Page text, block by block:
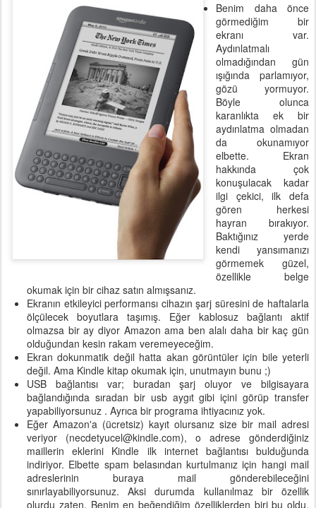
Benim daha önce
görmediğim bir
ekranı var.
Aydınlatmalı
olmadığından gün
ışığında parlamıyor,
gözü yormuyor.
Böyle olunca
karanlıkta ek bir
aydınlatma olmadan
da okunamıyor
elbette. Ekran
hakkında çok
konuşulacak kadar
ilgi çekici, ilk defa
gören herkesi
hayran bırakıyor.
Baktığınız yerde
kendi yansımanızı
görmemek güzel,
özellikle belge
okumak için bir cihaz satın almışsanız.
Ekranın etkileyici performansı cihazın şarj süresini de haftalarla
ölçülecek boyutlara taşımış. Eğer kablosuz bağlantı aktif
olmazsa bir ay diyor Amazon ama ben alalı daha bir kaç gün
olduğundan kesin rakam veremeyeceğim.
Ekran dokunmatik değil hatta akan görüntüler için bile yeterli
değil. Ama Kindle kitap okumak için, unutmayın bunu ;)
USB bağlantısı var; buradan şarj oluyor ve bilgisayara
bağlandığında sıradan bir usb aygıt gibi içini görüp transfer
yapabiliyorsunuz . Ayrıca bir programa ihtiyacınız yok.
Eğer Amazon'a (ücretsiz) kayıt olursanız size bir mail adresi
veriyor (necdetyucel@kindle.com), o adrese gönderdiğiniz
maillerin eklerini Kindle ilk internet bağlantısı bulduğunda
indiriyor. Elbette spam belasından kurtulmanız için hangi mail
adreslerinin buraya mail gönderebileceğini
sınırlayabiliyorsunuz. Aksi durumda kullanılmaz bir özellik
olurdu zaten. Benim en beğendiğim özelliklerden biri bu oldu.